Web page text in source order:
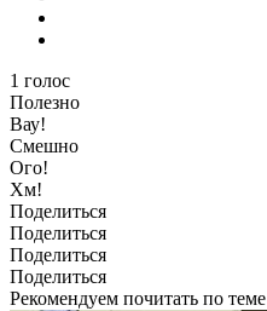
1 голос
Полезно
Вау!
Смешно
Ого!
Хм!
Поделиться
Поделиться
Поделиться
Поделиться
Рекомендуем почитать по теме